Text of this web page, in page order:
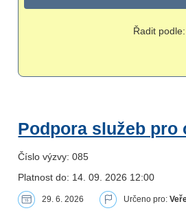
Řadit podle:
Podpora služeb pro
Číslo výzvy: 085
Platnost do: 14. 09. 2026 12:00
29. 6. 2026 Určeno pro: